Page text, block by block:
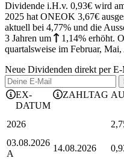
Dividende i.H.v. 0,93€ wird
2025 hat ONEOK 3,67€
aktuell bei 4,77% und die
3 Jahren um 1,14% erhöht.
quartalsweise im Februar,
Neue Dividenden direkt per
EX-
DATUM
ZAHLTAG
2026
03.08.2026
A
14.08.2026